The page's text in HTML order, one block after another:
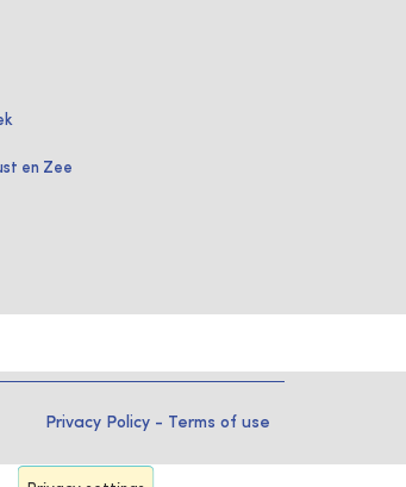
en Zee
Privacy Policy - Terms of use